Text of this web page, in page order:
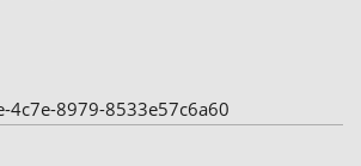
4c7e-8979-8533e57c6a60